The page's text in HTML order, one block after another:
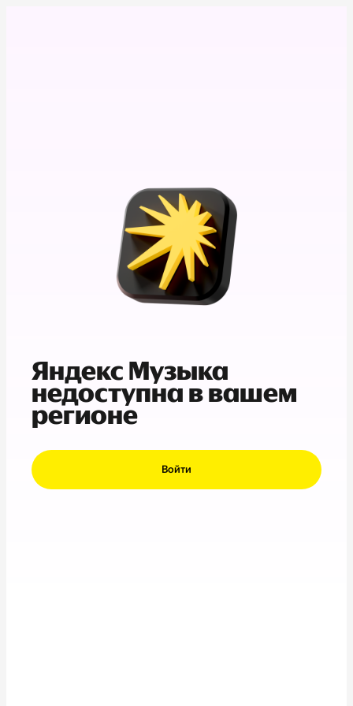
Яндекс Музыка
недоступна в вашем
регионе
Войти